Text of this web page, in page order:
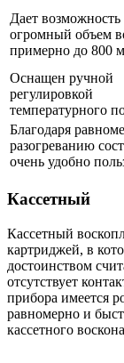
Дает возможность
огромный объем
примерно до 800
Оснащен ручной
регулировкой
температурного
Благодаря
разогреванию
очень удобно
Кассетный
Кассетный
картриджей, в
достоинством
отсутствует
прибора имеется
равномерно и
кассетного